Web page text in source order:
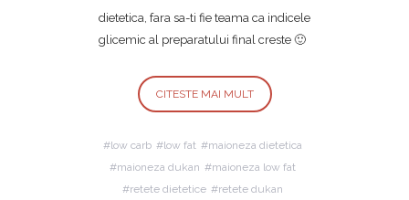
dietetica, fara sa-ti fie teama ca indicele
glicemic al preparatului final creste 🙂
CITESTE MAI MULT
low carb low fat
maioneza dietetica
maioneza dukan
maioneza low fat
retete dietetice
retete dukan